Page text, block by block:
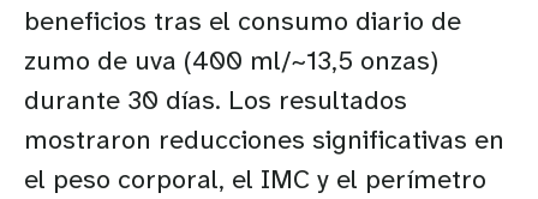
beneficios tras el consumo diario de
zumo de uva (400 ml/~13,5 onzas)
durante 30 días. Los resultados
mostraron reducciones significativas en
el peso corporal, el IMC y el perímetro